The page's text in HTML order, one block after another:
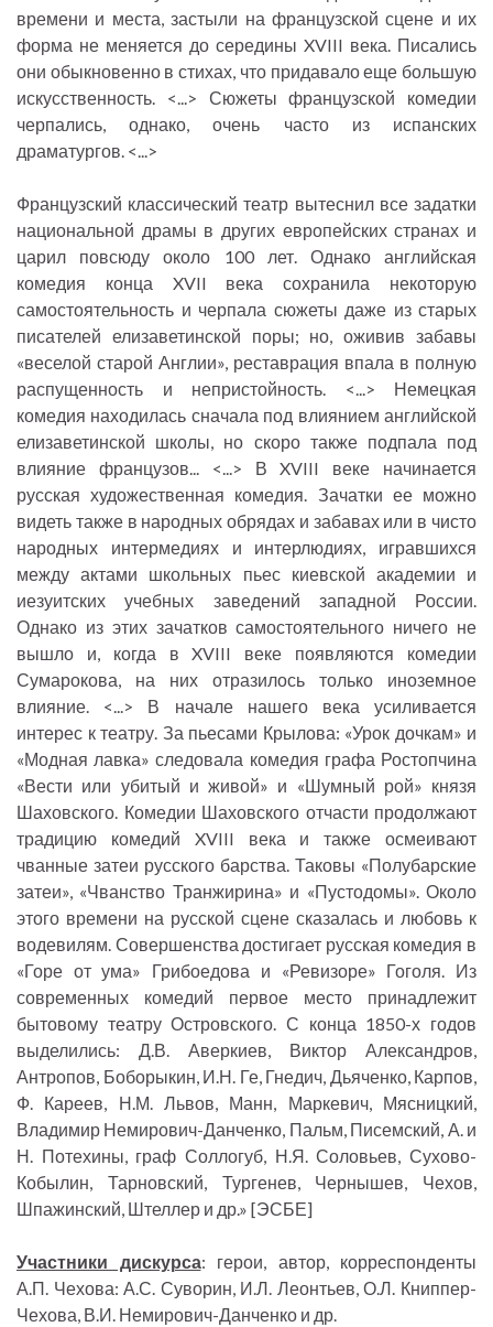
времени и места, застыли на французской сцене и их
форма не меняется до середины XVIII века. Писались
они обыкновенно в стихах, что придавало еще большую
искусственность. <...> Сюжеты французской комедии
черпались, однако, очень часто из испанских
драматургов. <...>
Французский классический театр вытеснил все задатки
национальной драмы в других европейских странах и
царил повсюду около 100 лет. Однако английская
комедия конца XVII века сохранила некоторую
самостоятельность и черпала сюжеты даже из старых
писателей елизаветинской поры; но, оживив забавы
«веселой старой Англии», реставрация впала в полную
распущенность и непристойность. <...> Немецкая
комедия находилась сначала под влиянием английской
елизаветинской школы, но скоро также подпала под
влияние французов... <...> В XVIII веке начинается
русская художественная комедия. Зачатки ее можно
видеть также в народных обрядах и забавах или в чисто
народных интермедиях и интерлюдиях, игравшихся
между актами школьных пьес киевской академии и
иезуитских учебных заведений западной России.
Однако из этих зачатков самостоятельного ничего не
вышло и, когда в XVIII веке появляются комедии
Сумарокова, на них отразилось только иноземное
влияние. <...> В начале нашего века усиливается
интерес к театру. За пьесами Крылова: «Урок дочкам» и
«Модная лавка» следовала комедия графа Ростопчина
«Вести или убитый и живой» и «Шумный рой» князя
Шаховского. Комедии Шаховского отчасти продолжают
традицию комедий XVIII века и также осмеивают
чванные затеи русского барства. Таковы «Полубарские
затеи», «Чванство Транжирина» и «Пустодомы». Около
этого времени на русской сцене сказалась и любовь к
водевилям. Совершенства достигает русская комедия в
«Горе от ума» Грибоедова и «Ревизоре» Гоголя. Из
современных комедий первое место принадлежит
бытовому театру Островского. С конца 1850-х годов
выделились: Д.В. Аверкиев, Виктор Александров,
Антропов, Боборыкин, И.Н. Ге, Гнедич, Дьяченко, Карпов,
Ф. Кареев, Н.М. Львов, Манн, Маркевич, Мясницкий,
Владимир Немирович-Данченко, Пальм, Писемский, А. и
Н. Потехины, граф Соллогуб, Н.Я. Соловьев, Сухово-
Кобылин, Тарновский, Тургенев, Чернышев, Чехов,
Шпажинский, Штеллер и др.» [ЭСБЕ]
Участники дискурса: герои, автор, корреспонденты
А.П. Чехова: А.С. Суворин, И.Л. Леонтьев, О.Л. Книппер-
Чехова, В.И. Немирович-Данченко и др.